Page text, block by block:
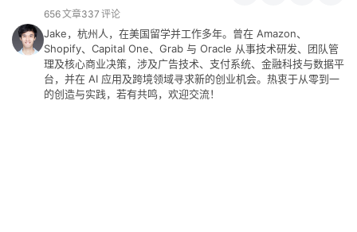
656文章337 评论
Jake，杭州人，在美国留学并工作多年。曾在 Amazon、
Shopify、Capital One、Grab 与 Oracle 从事技术研发、团队管
理及核心商业决策，涉及广告技术、支付系统、金融科技与数据平
台，并在 AI 应用及跨境领域寻求新的创业机会。热衷于从零到一
的创造与实践，若有共鸣，欢迎交流！